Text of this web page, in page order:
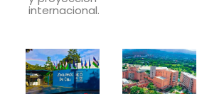
internacional.